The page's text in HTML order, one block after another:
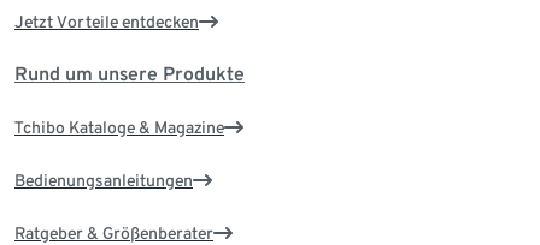
Jetzt Vorteile entdecken
Rund um unsere Produkte
Tchibo Kataloge & Magazine
Bedienungsanleitungen
Ratgeber & Größenberater